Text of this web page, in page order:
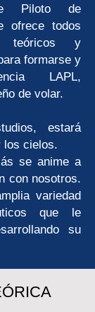
Piloto de
ofrece todos
teóricos y
formarse y
LAPL,
de volar.
estará
los cielos.
se anime a
con nosotros.
variedad
que le
su